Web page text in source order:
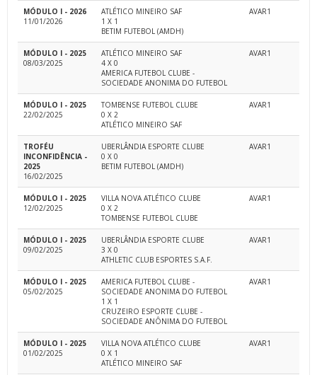
MÓDULO I - 2026
11/01/2026
ATLÉTICO MINEIRO SAF
1 X 1
BETIM FUTEBOL (AMDH)
AVAR1
MÓDULO I - 2025
08/03/2025
ATLÉTICO MINEIRO SAF
4 X 0
AMERICA FUTEBOL CLUBE -
SOCIEDADE ANONIMA DO FUTEBOL
AVAR1
MÓDULO I - 2025
22/02/2025
TOMBENSE FUTEBOL CLUBE
0 X 2
ATLÉTICO MINEIRO SAF
AVAR1
TROFÉU
INCONFIDÊNCIA -
2025
16/02/2025
UBERLÂNDIA ESPORTE CLUBE
0 X 0
BETIM FUTEBOL (AMDH)
AVAR1
MÓDULO I - 2025
12/02/2025
VILLA NOVA ATLÉTICO CLUBE
0 X 2
TOMBENSE FUTEBOL CLUBE
AVAR1
MÓDULO I - 2025
09/02/2025
UBERLÂNDIA ESPORTE CLUBE
3 X 0
ATHLETIC CLUB ESPORTES S.A.F.
AVAR1
MÓDULO I - 2025
05/02/2025
AMERICA FUTEBOL CLUBE -
SOCIEDADE ANONIMA DO FUTEBOL
1 X 1
CRUZEIRO ESPORTE CLUBE -
SOCIEDADE ANÔNIMA DO FUTEBOL
AVAR1
MÓDULO I - 2025
01/02/2025
VILLA NOVA ATLÉTICO CLUBE
0 X 1
ATLÉTICO MINEIRO SAF
AVAR1